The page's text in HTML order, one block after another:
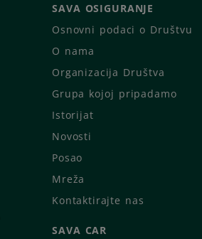
SAVA OSIGURANJE
Osnovni podaci o Društvu
O nama
Organizacija Društva
Grupa kojoj pripadamo
Istorijat
Novosti
Posao
Mreža
Kontaktirajte nas
SAVA CAR